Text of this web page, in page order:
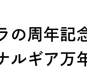
の周年
ルギア万